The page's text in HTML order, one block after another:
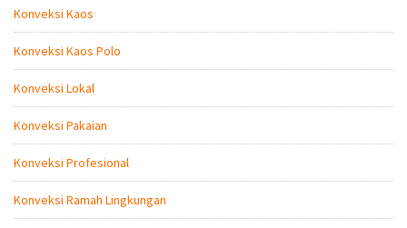
Konveksi Kaos
Konveksi Kaos Polo
Konveksi Lokal
Konveksi Pakaian
Konveksi Profesional
Konveksi Ramah Lingkungan